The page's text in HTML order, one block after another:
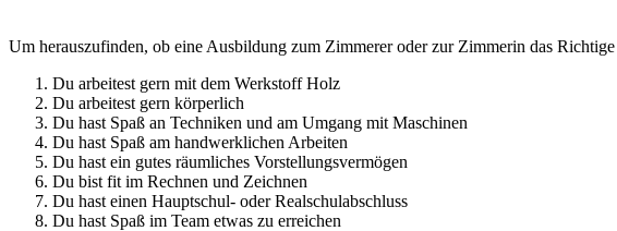
Um herauszufinden, ob eine Ausbildung zum Zimmerer oder zur Zimmerin das
Du arbeitest gern mit dem Werkstoff Holz
Du arbeitest gern körperlich
Du hast Spaß an Techniken und am Umgang mit Maschinen
Du hast Spaß am handwerklichen Arbeiten
Du hast ein gutes räumliches Vorstellungsvermögen
Du bist fit im Rechnen und Zeichnen
Du hast einen Hauptschul- oder Realschulabschluss
Du hast Spaß im Team etwas zu erreichen